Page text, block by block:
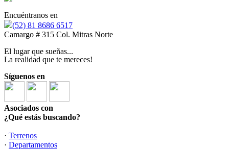
Encuéntranos en
(52) 81 8686 6517
Camargo # 315 Col. Mitras Norte
El lugar que sueñas...
La realidad que te mereces!
Síguenos en
Asociados con
¿Qué estás buscando?
· Terrenos
· Departamentos